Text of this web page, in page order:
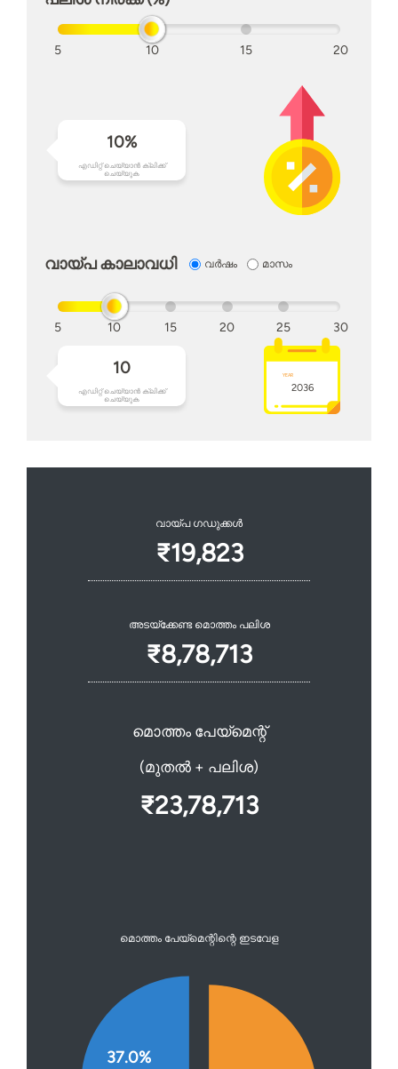
5 10 15 20
10%
എഡിറ്റ് ചെയ്യാൻ ക്ലിക്ക്
ചെയ്യുക
വായ്പ കാലാവധി വർഷം മാസം
5 10 15 20 25 30
10
എഡിറ്റ് ചെയ്യാൻ ക്ലിക്ക്
ചെയ്യുക
2036
വായ്പ ഗഡുക്കള്‍
₹19,823
അടയ്ക്കേണ്ട മൊത്തം പലിശ
₹8,78,713
മൊത്തം പേയ്മെന്റ്
(മുതല്‍ + പലിശ)
₹23,78,713
മൊത്തം പേയ്മെന്റിന്റെ ഇടവേള
37.0%